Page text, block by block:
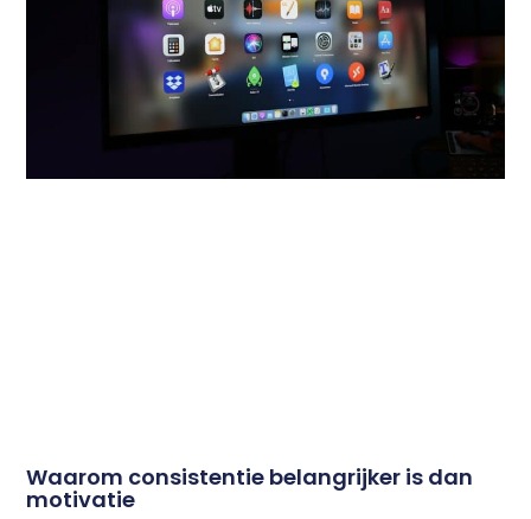
Waarom consistentie belangrijker is dan
motivatie